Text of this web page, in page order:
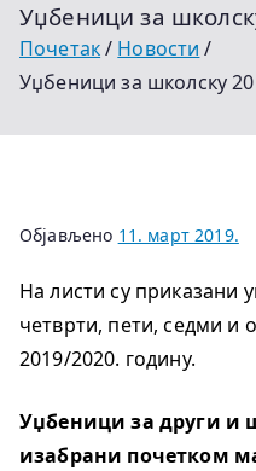
Уџбеници за
Почетак
Новости
Уџбеници за школску
Објављено 11. март 2019.
На листи су приказани
четврти, пети, седми и
2019/2020. годину.
Уџбеници за други и
изабрани почетком